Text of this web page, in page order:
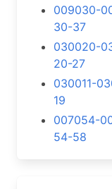
009030-
30-37
030020-
20-27
030011-
19
007054-
54-58